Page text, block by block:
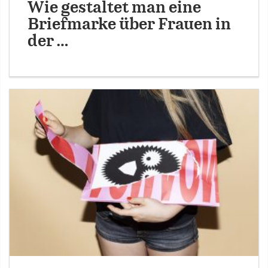
Wie gestaltet man eine
Briefmarke über Frauen in
der …